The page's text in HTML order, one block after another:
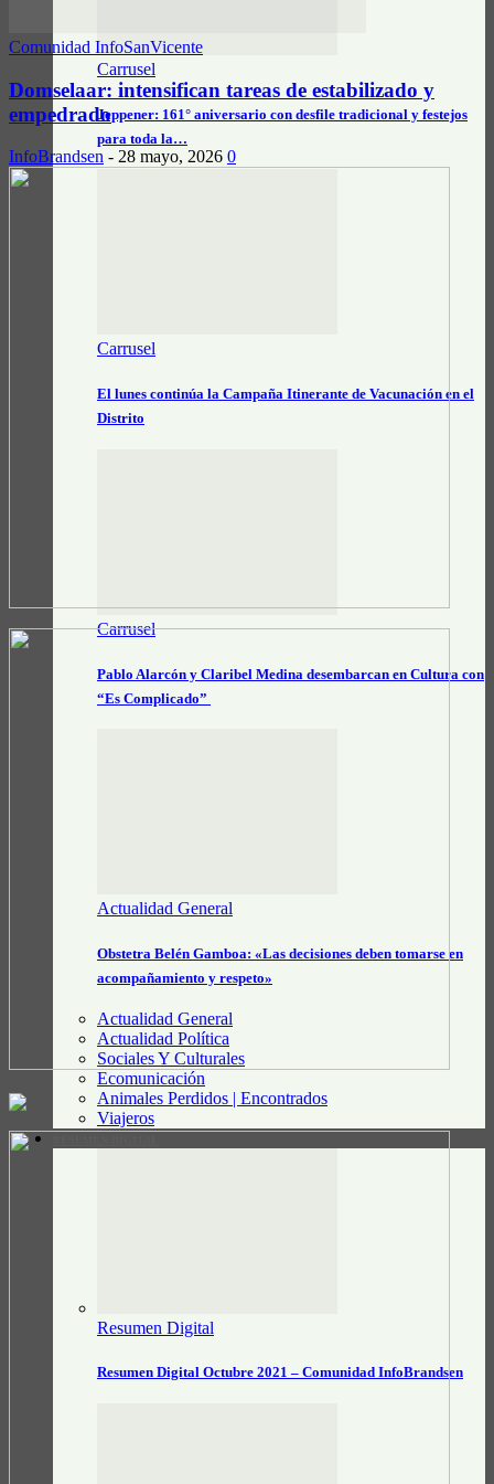
Carrusel
Jeppener: 161° aniversario con desfile tradicional y festejos
para toda la…
Carrusel
El lunes continúa la Campaña Itinerante de Vacunación en el
Distrito
Carrusel
Pablo Alarcón y Claribel Medina desembarcan en Cultura con
“Es Complicado”
Actualidad General
Obstetra Belén Gamboa: «Las decisiones deben tomarse en
acompañamiento y respeto»
Actualidad General
Actualidad Política
Sociales Y Culturales
Ecomunicación
Animales Perdidos | Encontrados
Viajeros
Resumen Digital
Resumen Digital Octubre 2021 – Comunidad InfoBrandsen
Comunidad InfoSanVicente
Domselaar: intensifican tareas de estabilizado y
empedrado
InfoBrandsen - 28 mayo, 2026 0